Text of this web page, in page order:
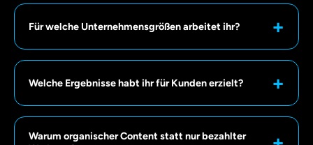
Für welche Unternehmensgrößen arbeitet ihr?
Welche Ergebnisse habt ihr für Kunden erzielt?
Warum organischer Content statt nur bezahlter